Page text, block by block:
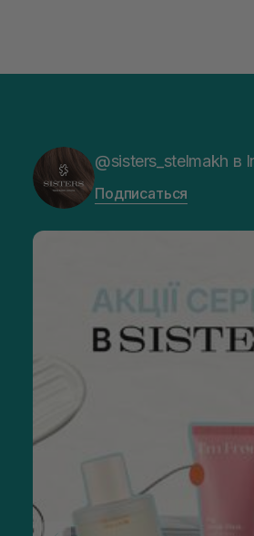
@sisters_stelmakh в
Подписаться